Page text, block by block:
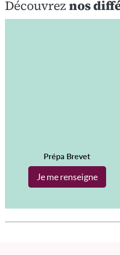
Découvreznos
Prépa Brevet
Je me renseigne